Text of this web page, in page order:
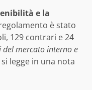
e la
è stato
129 contrari e 24
mercato interno e
si legge in una nota